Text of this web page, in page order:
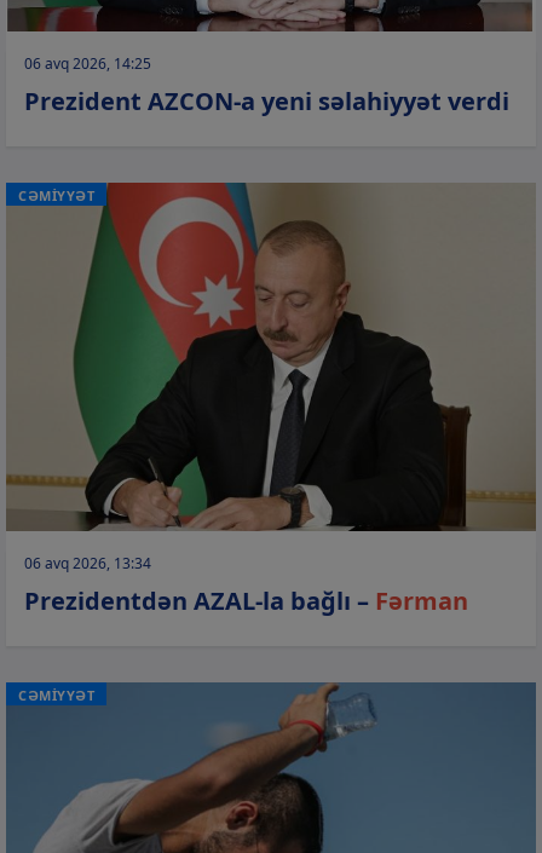
06 avq 2026, 14:25
Prezident AZCON-a yeni səlahiyyət verdi
CƏMİYYƏT
06 avq 2026, 13:34
Prezidentdən AZAL-la bağlı – Fərman
CƏMİYYƏT